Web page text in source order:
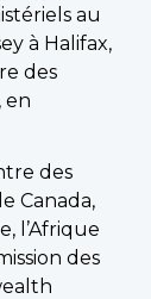
au
à Halifax,
des
en
des
Canada,
l’Afrique
des